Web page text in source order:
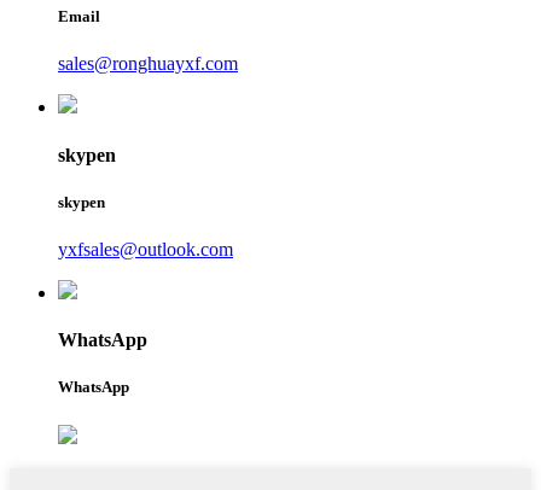
Email
sales@ronghuayxf.com
skypen
skypen
yxfsales@outlook.com
WhatsApp
WhatsApp